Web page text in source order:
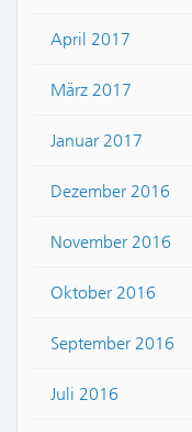
April 2017
März 2017
Januar 2017
Dezember 2016
November 2016
Oktober 2016
September 2016
Juli 2016